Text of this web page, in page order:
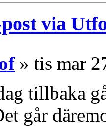
via
» tis mar
tillbaka
går